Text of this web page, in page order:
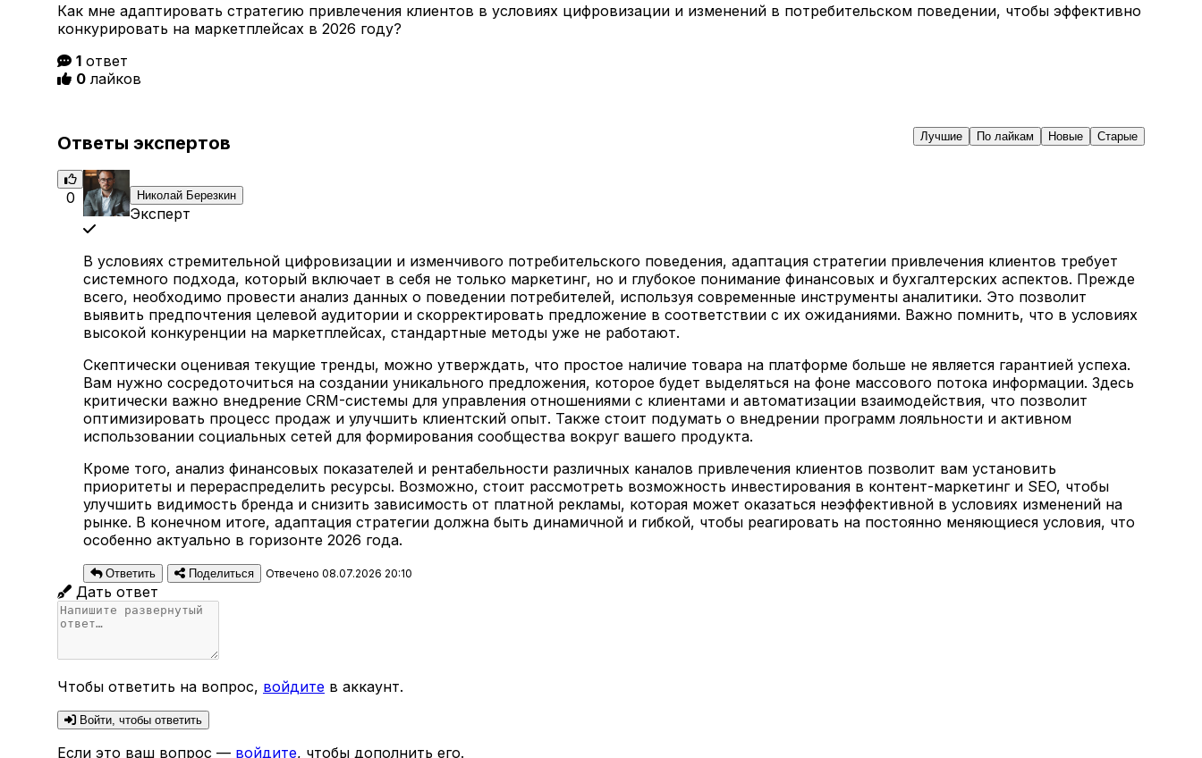
Как мне адаптировать стратегию привлечения клиентов в условиях цифровизации и изменений в потребительском поведении, чтобы эффективно
конкурировать на маркетплейсах в 2026 году?
1 ответ
0 лайков
Ответы экспертов Лучшие По лайкам Новые Старые
0 Николай Березкин
Эксперт
В условиях стремительной цифровизации и изменчивого потребительского поведения, адаптация стратегии привлечения клиентов требует
системного подхода, который включает в себя не только маркетинг, но и глубокое понимание финансовых и бухгалтерских аспектов. Прежде
всего, необходимо провести анализ данных о поведении потребителей, используя современные инструменты аналитики. Это позволит
выявить предпочтения целевой аудитории и скорректировать предложение в соответствии с их ожиданиями. Важно помнить, что в условиях
высокой конкуренции на маркетплейсах, стандартные методы уже не работают.
Скептически оценивая текущие тренды, можно утверждать, что простое наличие товара на платформе больше не является гарантией успеха.
Вам нужно сосредоточиться на создании уникального предложения, которое будет выделяться на фоне массового потока информации. Здесь
критически важно внедрение CRM-системы для управления отношениями с клиентами и автоматизации взаимодействия, что позволит
оптимизировать процесс продаж и улучшить клиентский опыт. Также стоит подумать о внедрении программ лояльности и активном
использовании социальных сетей для формирования сообщества вокруг вашего продукта.
Кроме того, анализ финансовых показателей и рентабельности различных каналов привлечения клиентов позволит вам установить
приоритеты и перераспределить ресурсы. Возможно, стоит рассмотреть возможность инвестирования в контент-маркетинг и SEO, чтобы
улучшить видимость бренда и снизить зависимость от платной рекламы, которая может оказаться неэффективной в условиях изменений на
рынке. В конечном итоге, адаптация стратегии должна быть динамичной и гибкой, чтобы реагировать на постоянно меняющиеся условия, что
особенно актуально в горизонте 2026 года.
Ответить Поделиться Отвечено 08.07.2026 20:10
Дать ответ
Чтобы ответить на вопрос, войдите в аккаунт.
Войти, чтобы ответить
Если это ваш вопрос — войдите, чтобы дополнить его.